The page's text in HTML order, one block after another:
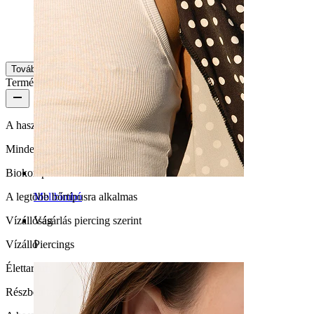
Mellbimbó
Vásárlás piercing szerint
Piercings
Ellenőrzött vásárlás
AI fordítás Eredeti megjelenítése
Továbbiak megtekintése
Termékminőség
A használat gyakorisága
Mindennapi használat
Biokompatibilitás
A legtöbb bőrtípusra alkalmas
Vízállóság
Vízálló
Élettartam
Részben tartós